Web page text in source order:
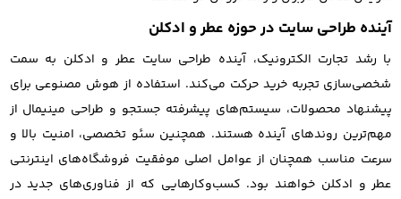
آینده طراحی سایت در حوزه عطر و ادکلن
با رشد تجارت الکترونیک، آینده طراحی سایت عطر و ادکلن به سمت
شخصی‌سازی تجربه خرید حرکت می‌کند. استفاده از هوش مصنوعی برای
پیشنهاد محصولات، سیستم‌های پیشرفته جستجو و طراحی مینیمال از
مهم‌ترین روندهای آینده هستند. همچنین سئو تخصصی، امنیت بالا و
سرعت مناسب همچنان از عوامل اصلی موفقیت فروشگاه‌های اینترنتی
عطر و ادکلن خواهند بود. کسب‌وکارهایی که از فناوری‌های جدید در